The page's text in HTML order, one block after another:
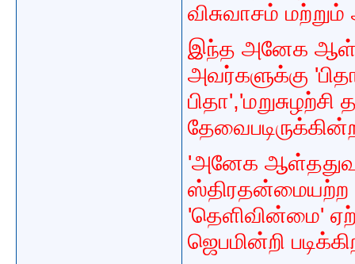
விசுவாசம்
இந்த அனேக
அவர்களுக்கு
'அனேக
ஸ்திரதன்மையற்ற
'தெளிவின்மை'
ஜெபமின்றி